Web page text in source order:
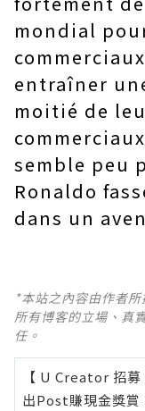
mondial
entraîner
moitié de
semble peu
Ronaldo
dans un
*本站之內容由作者
所有博客的立場、真
任。
【 U Creator 招募
出Post賺現金獎賞